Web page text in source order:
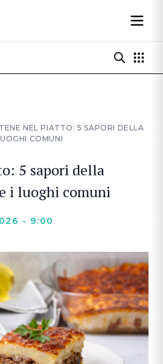
NEL PIATTO: 5 SAPORI DELLA
COMUNI
5 sapori della
i luoghi comuni
- 9:00